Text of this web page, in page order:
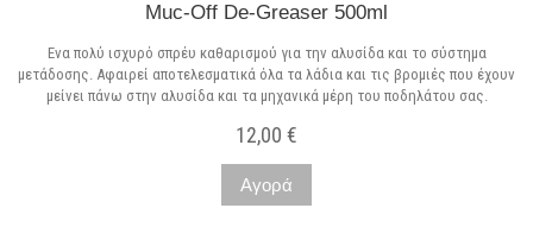
Muc-Off De-Greaser 500ml
Ενα πολύ ισχυρό σπρέυ καθαρισμού για την αλυσίδα και το σύστημα
μετάδοσης. Αφαιρεί αποτελεσματικά όλα τα λάδια και τις βρομιές που έχουν
μείνει πάνω στην αλυσίδα και τα μηχανικά μέρη του ποδηλάτου σας.
12,00 €
Αγορά